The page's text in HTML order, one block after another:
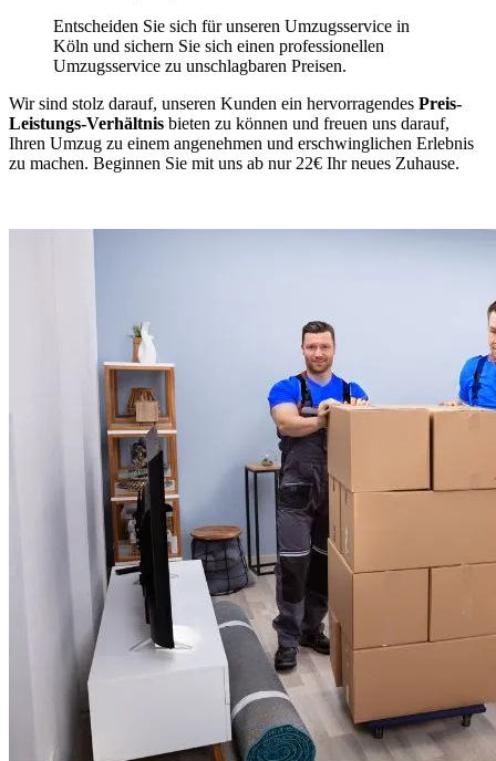
Entscheiden Sie sich für unseren Umzugsservice in
Köln und sichern Sie sich einen professionellen
Umzugsservice zu unschlagbaren Preisen.
Wir sind stolz darauf, unseren Kunden ein hervorragendes Preis-
Leistungs-Verhältnis bieten zu können und freuen uns darauf,
Ihren Umzug zu einem angenehmen und erschwinglichen Erlebnis
zu machen. Beginnen Sie mit uns ab nur 22€ Ihr neues Zuhause.